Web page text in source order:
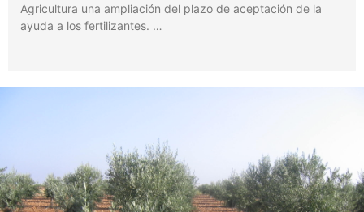
Agricultura una ampliación del plazo de aceptación de la
ayuda a los fertilizantes. …